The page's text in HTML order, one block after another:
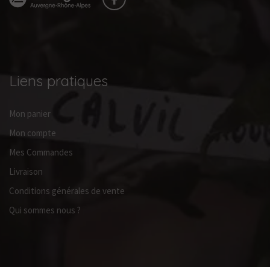
Liens pratiques
Mon panier
Mon compte
Mes Commandes
Livraison
Conditions générales de vente
Qui sommes nous ?